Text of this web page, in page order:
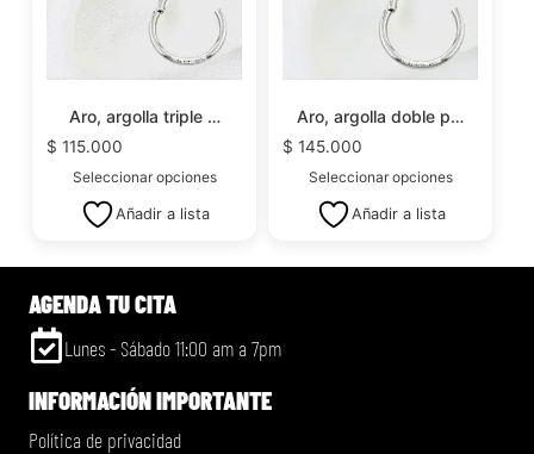
Aro, argolla triple …
$ 115.000
Seleccionar opciones
Añadir a lista
Aro, argolla doble p…
$ 145.000
Seleccionar opciones
Añadir a lista
AGENDA TU CITA
Lunes - Sábado 11:00 am a 7pm
INFORMACIÓN IMPORTANTE
Política de privacidad